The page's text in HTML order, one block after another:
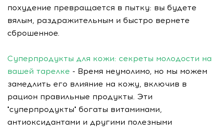
похудение превращается в пытку: вы будете
вялым, раздражительным и быстро вернете
сброшенное.
Суперпродукты для кожи: секреты молодости на
вашей тарелке - Время неумолимо, но мы можем
замедлить его влияние на кожу, включив в
рацион правильные продукты. Эти
"суперпродукты" богаты витаминами,
антиоксидантами и другими полезными